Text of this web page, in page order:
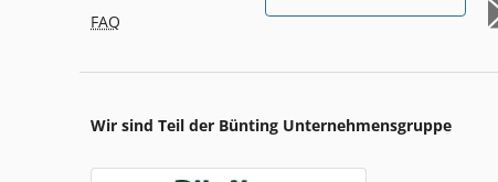
FAQ
Wir sind Teil der Bünting Unternehmensgruppe